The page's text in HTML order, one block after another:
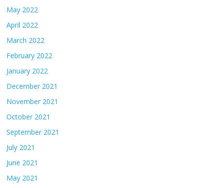
May 2022
April 2022
March 2022
February 2022
January 2022
December 2021
November 2021
October 2021
September 2021
July 2021
June 2021
May 2021